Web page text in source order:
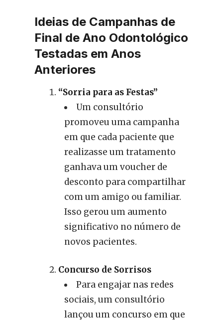
Ideias de Campanhas de
Final de Ano Odontológico
Testadas em Anos
Anteriores
“Sorria para as Festas”
Um consultório
promoveu uma campanha
em que cada paciente que
realizasse um tratamento
ganhava um voucher de
desconto para compartilhar
com um amigo ou familiar.
Isso gerou um aumento
significativo no número de
novos pacientes.
Concurso de Sorrisos
Para engajar nas redes
sociais, um consultório
lançou um concurso em que